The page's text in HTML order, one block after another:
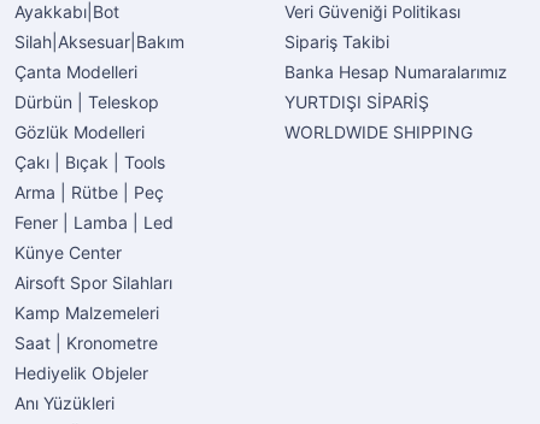
Ayakkabı|Bot
Silah|Aksesuar|Bakım
Çanta Modelleri
Dürbün | Teleskop
Gözlük Modelleri
Çakı | Bıçak | Tools
Arma | Rütbe | Peç
Fener | Lamba | Led
Künye Center
Airsoft Spor Silahları
Kamp Malzemeleri
Saat | Kronometre
Hediyelik Objeler
Anı Yüzükleri
Veri Güveniği Politikası
Sipariş Takibi
Banka Hesap Numaralarımız
YURTDIŞI SİPARİŞ
WORLDWIDE SHIPPING